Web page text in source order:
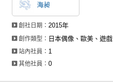
海昶
創社日期：2015年
創作類型： 日本偶像、歐美、遊戲
站內社員： 1
其他社員：0